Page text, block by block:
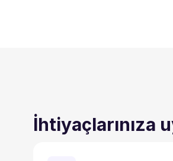
İhtiyaçlarınıza